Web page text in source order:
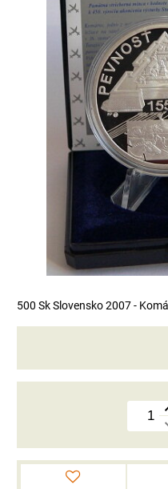
500 Sk Slovensko 2007 -